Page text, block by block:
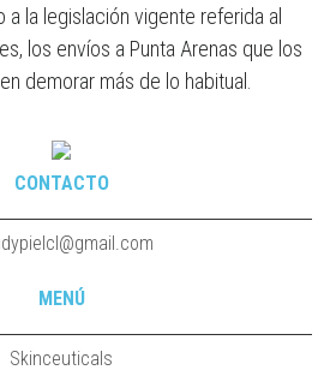
a la legislación vigente referida al
los envíos a Punta Arenas que los
demorar más de lo habitual.
CONTACTO
MENÚ
Skinceuticals